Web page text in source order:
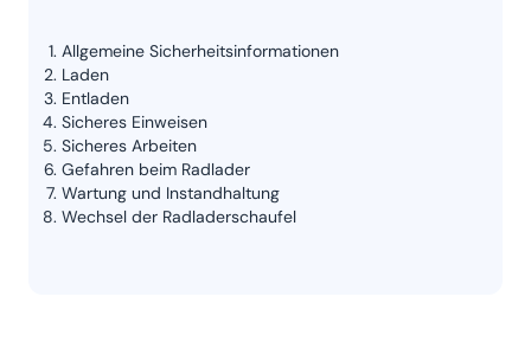
Allgemeine Sicherheitsinformationen
Laden
Entladen
Sicheres Einweisen
Sicheres Arbeiten
Gefahren beim Radlader
Wartung und Instandhaltung
Wechsel der Radladerschaufel